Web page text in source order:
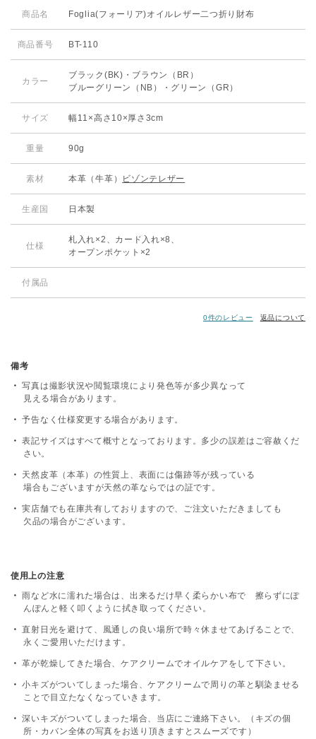
商品名 Foglia(フォーリア)オイルレザー二つ折り財布
商品番号 BT-110
カラー
ブラック(BK)・ブラウン（BR）
ブルーグリーン（NB）・グリーン（GR）
サイズ 幅11×高さ10×厚さ3cm
重量 90g
素材 本革（牛革） ビゾンテレザー
生産国 日本製
仕様
札入れ×2、カード入れ×8、
オープンポケット×2
付属品
0件のレビュー 返品について
備考
写真は撮影状況や閲覧環境により発色等が多少異なって
見える場合があります。
予告なく仕様変更する場合があります。
表記サイズはすべて概寸となっております。多少の誤差はご容赦くだ
さい。
天然皮革（本革）の性質上、表面には傷跡等が残っている
場合もございますが天然の革ならではの証です。
実店舗でも在庫共有しておりますので、ご注文いただきましても
欠品の場合がございます。
使用上の注意
雨など水に濡れた場合は、出来るだけ早く柔らかい布で 擦らずにぽ
んぽんと軽く叩くように拭き取ってください。
直射日光を避けて、風通しの良い場所で時々休ませてあげることで、
永くご愛用いただけます。
革が乾燥してきた場合、ケアクリームでオイルケアをして下さい。
小キズがついてしまった場合、ケアクリームで周りの革と馴染ませる
ことで目立たなくなっていきます。
深いキズがついてしまった場合、当店にご連絡下さい。（キズの個
所・カバン全体の写真をお送り頂きますとスムーズです）